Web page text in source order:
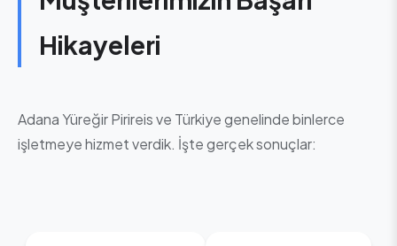
Hikayeleri
Adana Yüreğir Pirireis ve Türkiye genelinde binlerce
işletmeye hizmet verdik. İşte gerçek sonuçlar: